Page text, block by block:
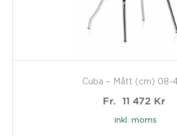
Cuba – Mått (cm) 08-
Fr. 11 472 Kr
inkl. moms